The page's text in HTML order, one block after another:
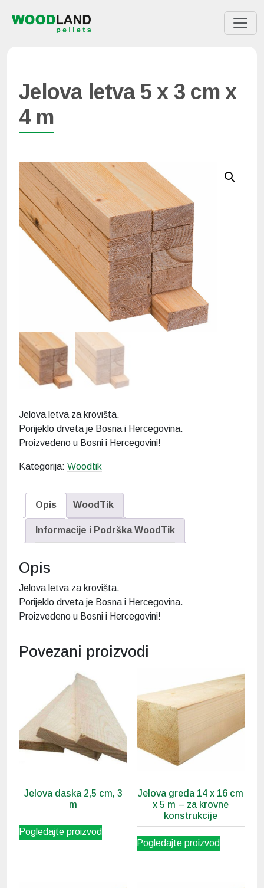
Jelova letva 5 x 3 cm x
4 m
Jelova letva za krovišta.
Porijeklo drveta je Bosna i Hercegovina.
Proizvedeno u Bosni i Hercegovini!
Kategorija: Woodtik
Opis WoodTik
Informacije i Podrška WoodTik
Opis
Jelova letva za krovišta.
Porijeklo drveta je Bosna i Hercegovina.
Proizvedeno u Bosni i Hercegovini!
Povezani proizvodi
Jelova daska 2,5 cm, 3
m
Pogledajte proizvod
Jelova greda 14 x 16 cm
x 5 m – za krovne
konstrukcije
Pogledajte proizvod